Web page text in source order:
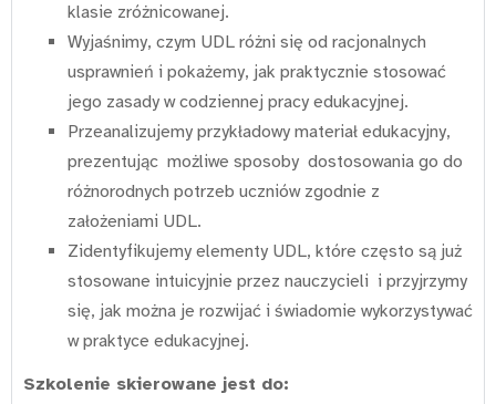
klasie zróżnicowanej.
Wyjaśnimy, czym UDL różni się od racjonalnych
usprawnień i pokażemy, jak praktycznie stosować
jego zasady w codziennej pracy edukacyjnej.
Przeanalizujemy przykładowy materiał edukacyjny,
prezentując możliwe sposoby dostosowania go do
różnorodnych potrzeb uczniów zgodnie z
założeniami UDL.
Zidentyfikujemy elementy UDL, które często są już
stosowane intuicyjnie przez nauczycieli i przyjrzymy
się, jak można je rozwijać i świadomie wykorzystywać
w praktyce edukacyjnej.
Szkolenie skierowane jest do: